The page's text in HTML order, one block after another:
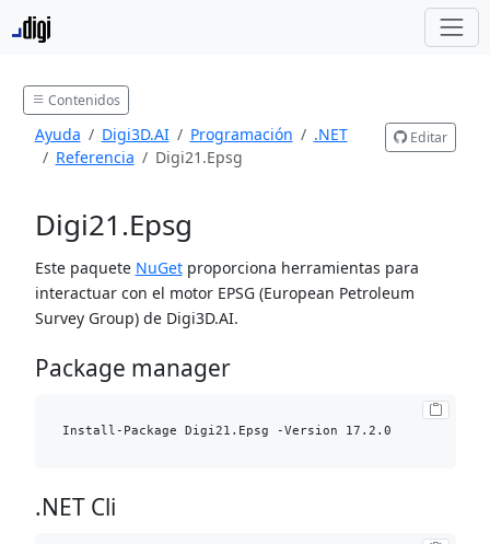
Contenidos
Ayuda Digi3D.AI Programación
.NET
Referencia
Digi21.Epsg
Editar
Digi21.Epsg
Este paquete NuGetproporciona herramientas para
interactuar con el motor EPSG (European Petroleum
Survey Group) de Digi3D.AI.
Package manager
.NET Cli